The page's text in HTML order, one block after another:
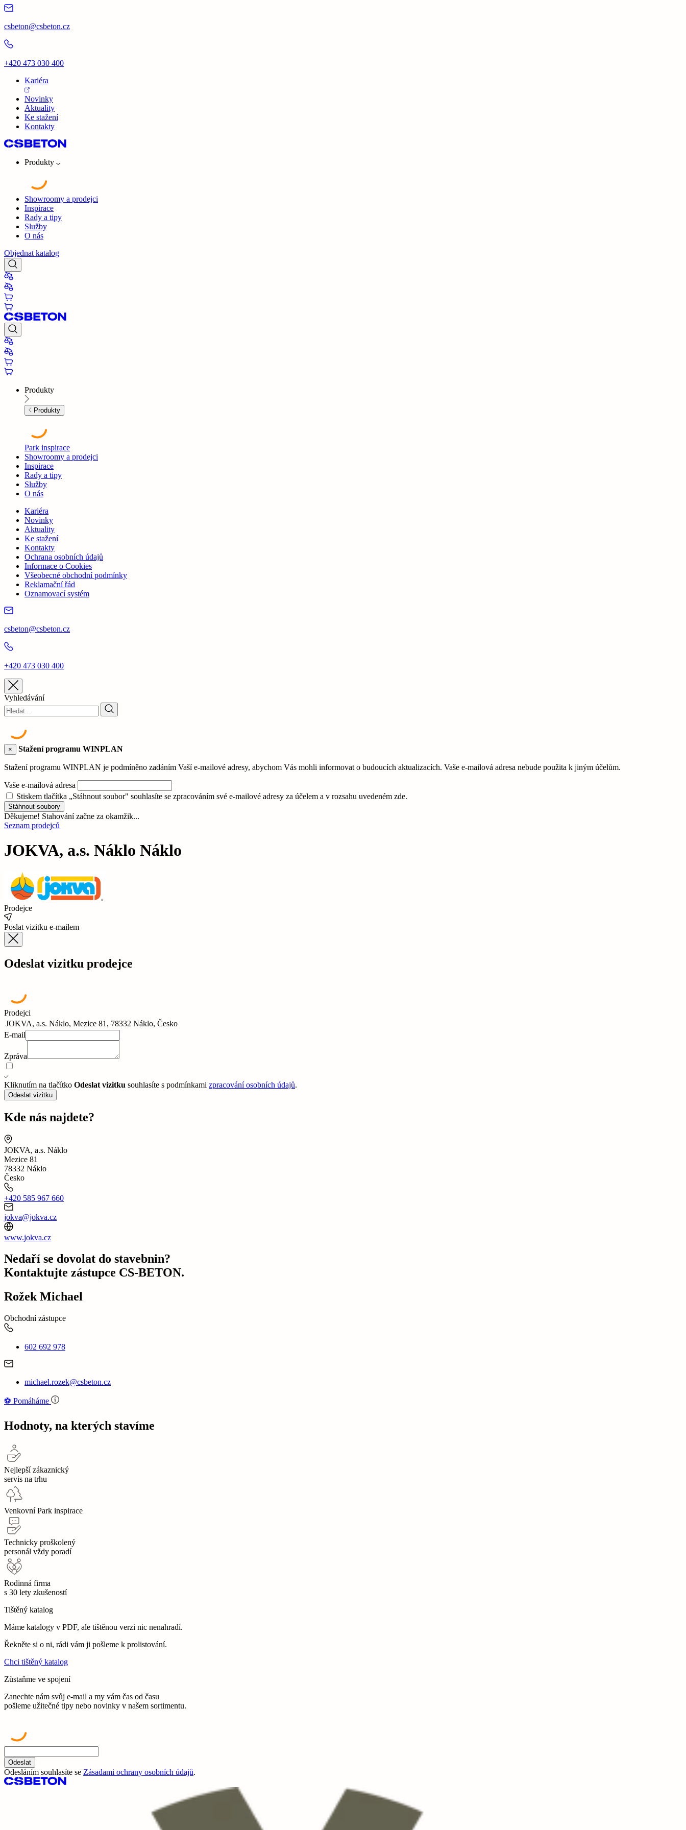
csbeton@csbeton.cz
+420 473 030 400
Kariéra
Novinky
Aktuality
Ke stažení
Kontakty
Produkty
Showroomy a prodejci
Inspirace
Rady a tipy
Služby
O nás
Objednat katalog
Produkty
Produkty
Park inspirace
Showroomy a prodejci
Inspirace
Rady a tipy
Služby
O nás
Kariéra
Novinky
Aktuality
Ke stažení
Kontakty
Ochrana osobních údajů
Informace o Cookies
Všeobecné obchodní podmínky
Reklamační řád
Oznamovací systém
csbeton@csbeton.cz
+420 473 030 400
Vyhledávání
× Stažení programu WINPLAN
Stažení programu WINPLAN je podmíněno zadáním Vaší e-mailové adresy, abychom Vás mohli informovat o budoucích aktualizacích. Vaše e-mailová adresa nebude použita k jiným účelům.
Vaše e-mailová adresa
Stiskem tlačítka „Stáhnout soubor" souhlasíte se zpracováním své e-mailové adresy za účelem a v rozsahu uvedeném zde.
Stáhnout soubory
Děkujeme! Stahování začne za okamžik...
Seznam prodejců
JOKVA, a.s. Náklo Náklo
Prodejce
Poslat vizitku e-mailem
Odeslat vizitku prodejce
Prodejci
JOKVA, a.s. Náklo, Mezice 81, 78332 Náklo, Česko
E-mail
Zpráva
Kliknutím na tlačítko Odeslat vizitku souhlasíte s podmínkami zpracování osobních údajů.
Odeslat vizitku
Kde nás najdete?
JOKVA, a.s. Náklo
Mezice 81
78332 Náklo
Česko
+420 585 967 660
jokva@jokva.cz
www.jokva.cz
Nedaří se dovolat do stavebnin?
Kontaktujte zástupce CS-BETON.
Rožek Michael
Obchodní zástupce
602 692 978
michael.rozek@csbeton.cz
⚽‍️️ Pomáháme
Hodnoty, na kterých stavíme
Nejlepší zákaznický
servis na trhu
Venkovní Park inspirace
Technicky proškolený
personál vždy poradí
Rodinná firma
s 30 lety zkušeností
Tištěný katalog
Máme katalogy v PDF, ale tištěnou verzi nic nenahradí.
Řekněte si o ni, rádi vám ji pošleme k prolistování.
Chci tištěný katalog
Zůstaňme ve spojení
Zanechte nám svůj e-mail a my vám čas od času
pošleme užitečné tipy nebo novinky v našem sortimentu.
Odeslat
Odesláním souhlasíte se Zásadami ochrany osobních údajů.